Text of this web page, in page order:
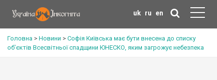
uk ru en
Головна > Новини > Софія Київська має бути внесена до списку
об’єктів Всесвітньої спадщини ЮНЕСКО, яким загрожує небезпека